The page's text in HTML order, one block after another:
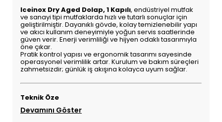
Iceinox Dry Aged Dolap, 1 Kapılı, endüstriyel mutfak
ve sanayi tipi mutfaklarda hızlı ve tutarlı sonuçlar için
geliştirilmiştir. Dayanıklı gövde, kolay temizlenebilir yapı
ve akıcı kullanım deneyimiyle yoğun servis saatlerinde
güven verir. Enerji verimliliği ve hijyen odaklı tasarımıyla
öne çıkar.
Pratik kontrol yapısı ve ergonomik tasarımı sayesinde
operasyonel verimlilik artar. Kurulum ve bakım süreçleri
zahmetsizdir; günlük iş akışına kolayca uyum sağlar.
Teknik Öze
Devamını Göster